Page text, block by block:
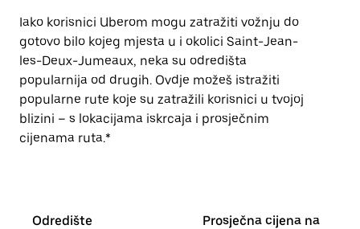
Iako korisnici Uberom mogu zatražiti vožnju do
gotovo bilo kojeg mjesta u i okolici Saint-Jean-
les-Deux-Jumeaux, neka su odredišta
popularnija od drugih. Ovdje možeš istražiti
popularne rute koje su zatražili korisnici u tvojoj
blizini – s lokacijama iskrcaja i prosječnim
cijenama ruta.*
Odredište
Prosječna cijena na